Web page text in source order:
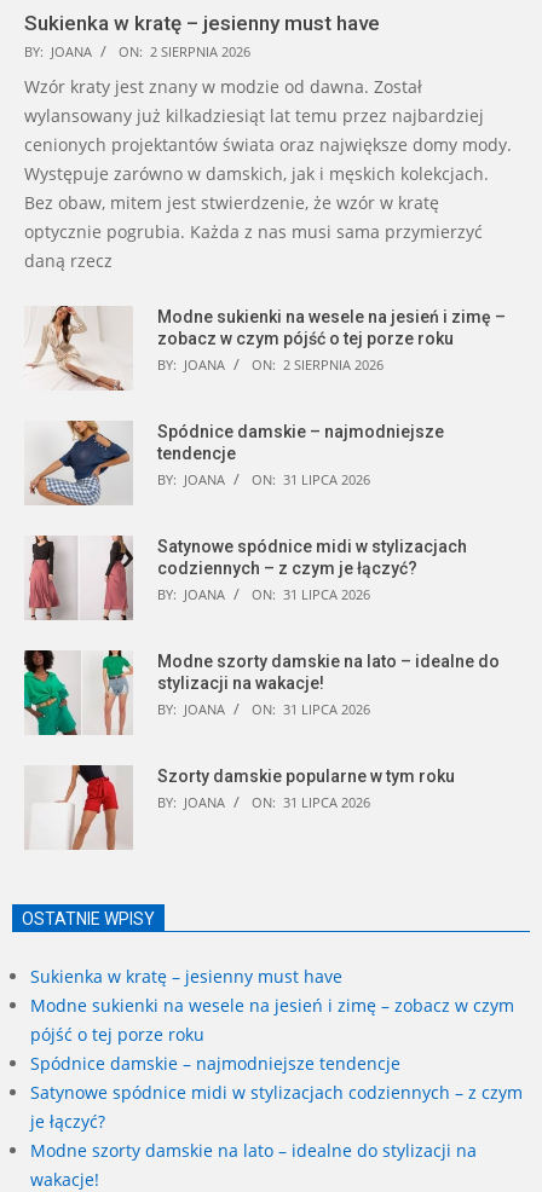
Sukienka w kratę – jesienny must have
BY: JOANA ON: 2 SIERPNIA 2026
Wzór kraty jest znany w modzie od dawna. Został
wylansowany już kilkadziesiąt lat temu przez najbardziej
cenionych projektantów świata oraz największe domy mody.
Występuje zarówno w damskich, jak i męskich kolekcjach.
Bez obaw, mitem jest stwierdzenie, że wzór w kratę
optycznie pogrubia. Każda z nas musi sama przymierzyć
daną rzecz
Modne sukienki na wesele na jesień i zimę –
zobacz w czym pójść o tej porze roku
BY: JOANA ON: 2 SIERPNIA 2026
Spódnice damskie – najmodniejsze
tendencje
BY: JOANA ON: 31 LIPCA 2026
Satynowe spódnice midi w stylizacjach
codziennych – z czym je łączyć?
BY: JOANA ON: 31 LIPCA 2026
Modne szorty damskie na lato – idealne do
stylizacji na wakacje!
BY: JOANA ON: 31 LIPCA 2026
Szorty damskie popularne w tym roku
BY: JOANA ON: 31 LIPCA 2026
OSTATNIE WPISY
Sukienka w kratę – jesienny must have
Modne sukienki na wesele na jesień i zimę – zobacz w czym
pójść o tej porze roku
Spódnice damskie – najmodniejsze tendencje
Satynowe spódnice midi w stylizacjach codziennych – z czym
je łączyć?
Modne szorty damskie na lato – idealne do stylizacji na
wakacje!